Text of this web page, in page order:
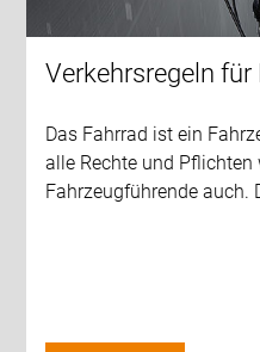
Verkehrsregeln
Das Fahrrad ist ein
alle Rechte und Pflichten
Fahrzeugführende auch.